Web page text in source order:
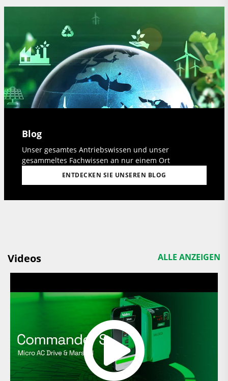
Blog
Unser gesamtes Antriebswissen und unser
gesammeltes Fachwissen an nur einem Ort
ENTDECKEN SIE UNSEREN BLOG
Videos ALLE ANZEIGEN